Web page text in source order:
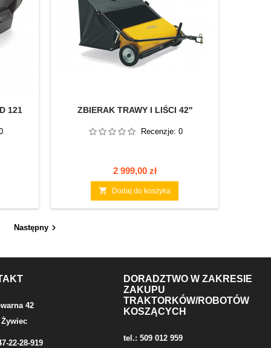
121 ZBIERAK TRAWY I LIŚCI 42''
Recenzje:0
Cena
2 999,00 zł
 Dodaj do koszyka
Następny
42
Żywiec
22-28-919
DORADZTWO W ZAKRESIE
ZAKUPU
TRAKTORKÓW/ROBOTÓW
KOSZĄCYCH
tel.: 509 012 959